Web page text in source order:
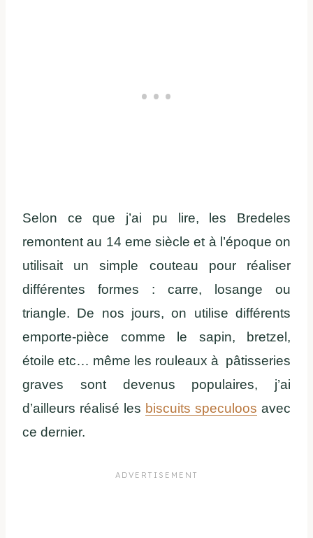
Selon ce que j’ai pu lire, les Bredeles
remontent au 14 eme siècle et à l’époque on
utilisait un simple couteau pour réaliser
différentes formes : carre, losange ou
triangle. De nos jours, on utilise différents
emporte-pièce comme le sapin, bretzel,
étoile etc… même les rouleaux à pâtisseries
graves sont devenus populaires, j’ai
d’ailleurs réalisé les biscuits speculoos avec
ce dernier.